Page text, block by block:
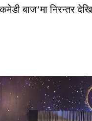
बाज’मा निरन्तर